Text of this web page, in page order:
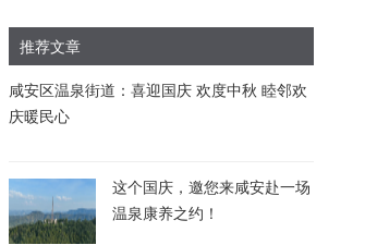
推荐文章
咸安区温泉街道：喜迎国庆 欢度中秋 睦邻欢
庆暖民心
这个国庆，邀您来咸安赴一场
温泉康养之约！